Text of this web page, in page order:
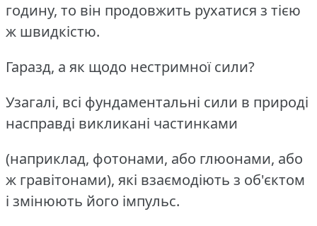
годину, то він продовжить рухатися з тією
ж швидкістю.
Гаразд, а як щодо нестримної сили?
Узагалі, всі фундаментальні сили в природі
насправді викликані частинками
(наприклад, фотонами, або глюонами, або
ж гравітонами), які взаємодіють з об'єктом
і змінюють його імпульс.